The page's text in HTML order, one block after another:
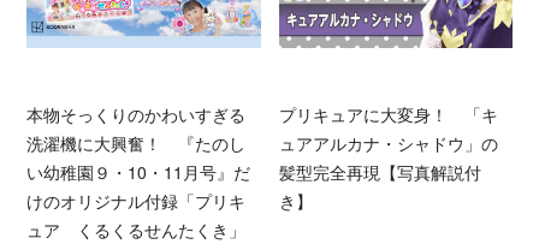
本物そっくりのかわいすぎる
洗濯機に大興奮！ 『たのし
い幼稚園９・10・11月号』だ
けのオリジナル付録「プリキ
ュア くるくるせんたくき」
プリキュアに大変身！ 「キ
ュアアルカナ・シャドウ」の
髪型完全再現【写真解説付
き】